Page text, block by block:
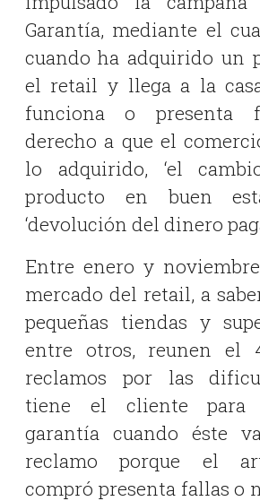
Garantía, mediante el
cuando ha adquirido un
el retail y llega a la
funciona o presenta
derecho a que el
lo adquirido, ‘el
producto en buen
‘devolución del dinero
Entre enero y noviembre
mercado del retail, a
pequeñas tiendas y
entre otros, reunen el
reclamos por las
tiene el cliente para
garantía cuando éste
reclamo porque el
compró presenta fallas o